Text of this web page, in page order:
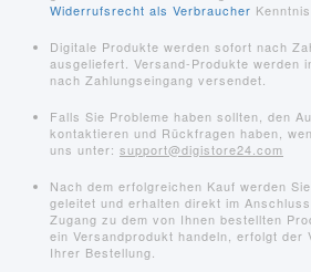
Widerrufsrecht als Verbraucher
Digitale Produkte werden sofort nach
ausgeliefert. Versand-Produkte werden
nach Zahlungseingang versendet.
Falls Sie Probleme haben sollten, den
kontaktieren und Rückfragen haben,
uns unter: support@digistore24.com
Nach dem erfolgreichen Kauf werden
geleitet und erhalten direkt im
Zugang zu dem von Ihnen bestellten
ein Versandprodukt handeln, erfolgt der
Ihrer Bestellung.